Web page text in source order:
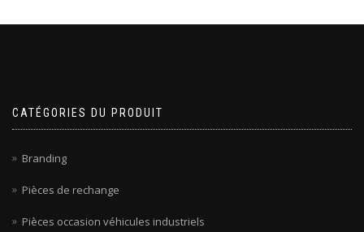
CATÉGORIES DU PRODUIT
Branding
Pièces de rechange
Pièces occasion véhicules industriels